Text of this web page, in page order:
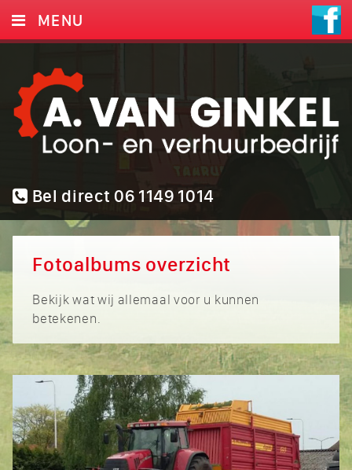
Bel direct 06 1149 1014
MENU
DIENSTEN
AANBOD
FOTO’S
CONTACT
Fotoalbums overzicht
Bekijk wat wij allemaal voor u kunnen
betekenen.